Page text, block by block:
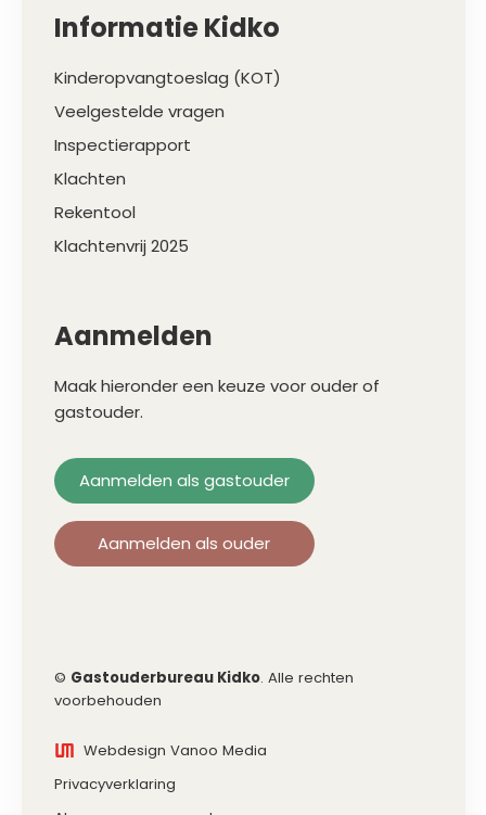
Informatie Kidko
Kinderopvangtoeslag (KOT)
Veelgestelde vragen
Inspectierapport
Klachten
Rekentool
Klachtenvrij 2025
Aanmelden
Maak hieronder een keuze voor ouder of
gastouder.
Aanmelden als gastouder
Aanmelden als ouder
© Gastouderbureau Kidko. Alle rechten
voorbehouden
Webdesign Vanoo Media
Privacyverklaring